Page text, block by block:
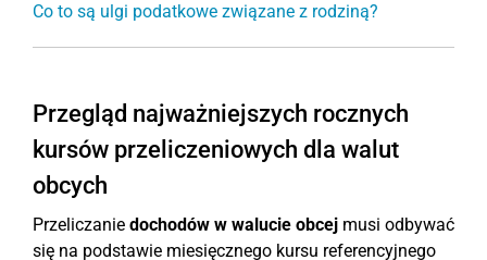
Co to są ulgi podatkowe związane z rodziną?
Przegląd najważniejszych rocznych
kursów przeliczeniowych dla walut
obcych
Przeliczanie dochodów w walucie obcej musi odbywać
się na podstawie miesięcznego kursu referencyjnego